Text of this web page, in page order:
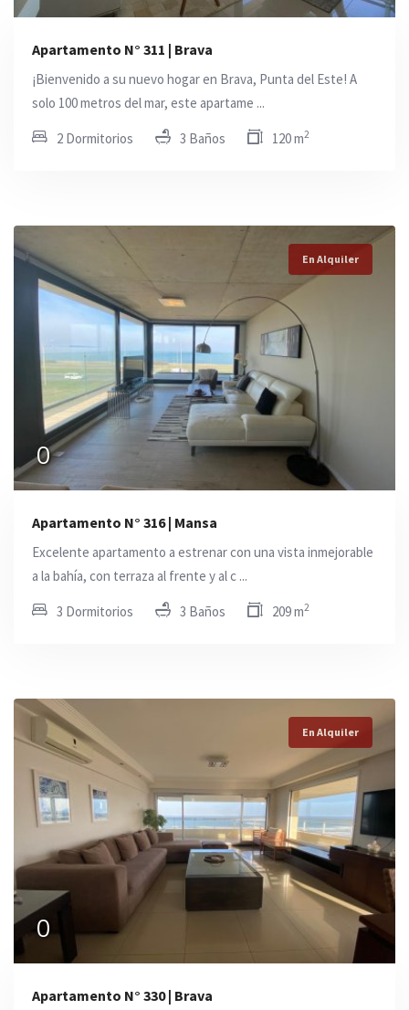
Apartamento N° 311 | Brava
¡Bienvenido a su nuevo hogar en Brava, Punta del Este! A
solo 100 metros del mar, este apartame ...
2 Dormitorios 3 Baños 120 m2
En Alquiler
0
Apartamento N° 316 | Mansa
Excelente apartamento a estrenar con una vista inmejorable
a la bahía, con terraza al frente y al c ...
3 Dormitorios 3 Baños 209 m2
En Alquiler
0
Apartamento N° 330 | Brava